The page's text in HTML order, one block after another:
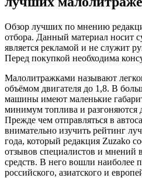
Обзор лучших по мнению
отбора. Данный материал носит
является рекламой и не служит
Перед покупкой необходима
Малолитражками называют
объёмом двигателя до 1,8. В
машины имеют маленькие
минимум топлива и разгоняются
Прежде чем отправляться в
внимательно изучить рейтинг
года, который редакция Zuzako
отзывов специалистов и мнений
средств. В него вошли наиболее
российского, азиатского и